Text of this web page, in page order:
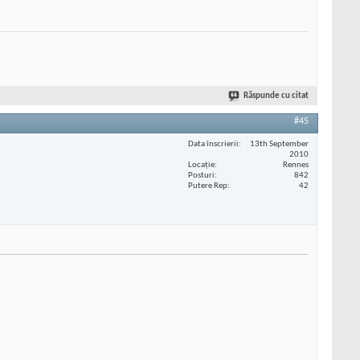
Răspunde cu citat
#45
Data înscrierii
13th September
2010
Locaţie
Rennes
Posturi
842
Putere Rep
42